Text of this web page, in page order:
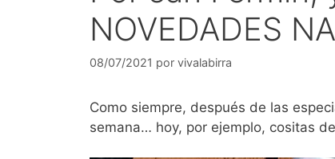
NOVEDADES
08/07/2021 por vivalabirra
Como siempre, después de las
semana… hoy, por ejemplo, cositas